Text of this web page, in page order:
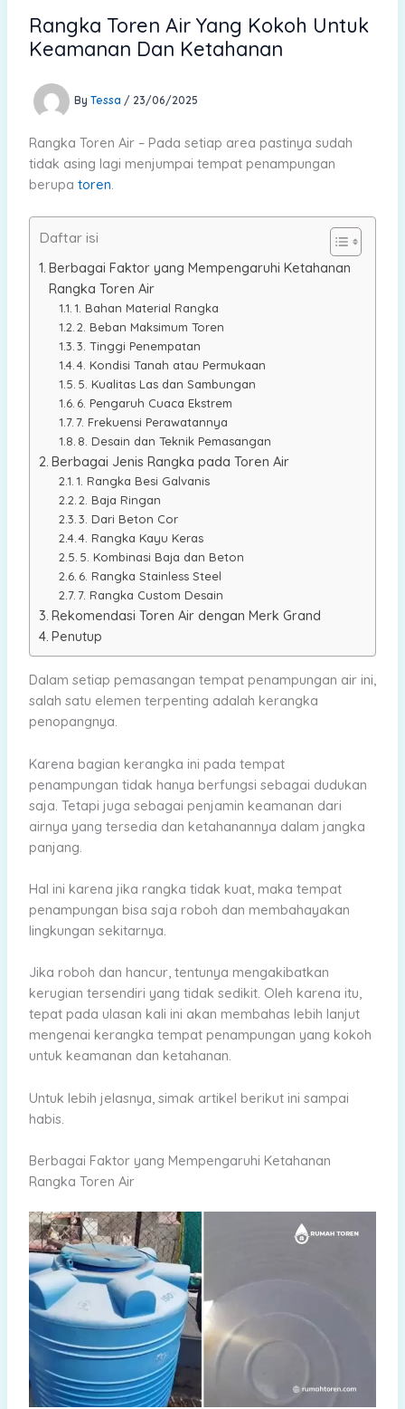
Rangka Toren Air Yang Kokoh Untuk
Keamanan Dan Ketahanan
By Tessa / 23/06/2025
Rangka Toren Air – Pada setiap area pastinya sudah
tidak asing lagi menjumpai tempat penampungan
berupa toren.
Daftar isi
Berbagai Faktor yang Mempengaruhi Ketahanan
Rangka Toren Air
1. Bahan Material Rangka
2. Beban Maksimum Toren
3. Tinggi Penempatan
4. Kondisi Tanah atau Permukaan
5. Kualitas Las dan Sambungan
6. Pengaruh Cuaca Ekstrem
7. Frekuensi Perawatannya
8. Desain dan Teknik Pemasangan
Berbagai Jenis Rangka pada Toren Air
1. Rangka Besi Galvanis
2. Baja Ringan
3. Dari Beton Cor
4. Rangka Kayu Keras
5. Kombinasi Baja dan Beton
6. Rangka Stainless Steel
7. Rangka Custom Desain
Rekomendasi Toren Air dengan Merk Grand
Penutup
Dalam setiap pemasangan tempat penampungan air ini,
salah satu elemen terpenting adalah kerangka
penopangnya.
Karena bagian kerangka ini pada tempat
penampungan tidak hanya berfungsi sebagai dudukan
saja. Tetapi juga sebagai penjamin keamanan dari
airnya yang tersedia dan ketahanannya dalam jangka
panjang.
Hal ini karena jika rangka tidak kuat, maka tempat
penampungan bisa saja roboh dan membahayakan
lingkungan sekitarnya.
Jika roboh dan hancur, tentunya mengakibatkan
kerugian tersendiri yang tidak sedikit. Oleh karena itu,
tepat pada ulasan kali ini akan membahas lebih lanjut
mengenai kerangka tempat penampungan yang kokoh
untuk keamanan dan ketahanan.
Untuk lebih jelasnya, simak artikel berikut ini sampai
habis.
Berbagai Faktor yang Mempengaruhi Ketahanan
Rangka Toren Air